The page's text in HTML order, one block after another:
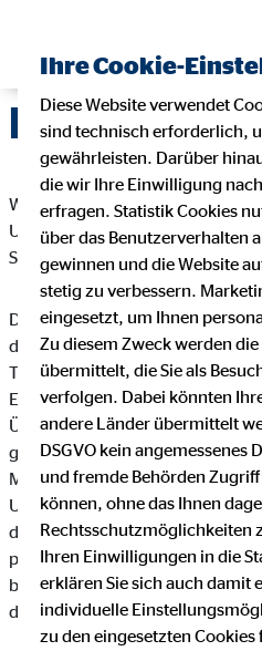
Wir freuen uns sehr über Ihr
Unternehmen. Datenschutz hat
Stellenwert bei der OVB
Die Verarbeitung
des Namens, der Anschrift, E-
Telefonnummer einer
Einklang mit der Datenschutz-
Übereinstimmung mit den für die
geltenden landesspezifischen
Mittels dieser
Unternehmen die Öffentlichkeit
der von uns erhobenen,
personenbezogenen Daten
betroffene Personen mittels
die ihnen zustehenden Rechte
Ihre Cookie-
Diese Website verwendet
sind technisch erforderlich,
gewährleisten. Darüber
die wir Ihre Einwilligung
erfragen. Statistik Cookies
über das Benutzerverhalten
gewinnen und die Website
stetig zu verbessern.
eingesetzt, um Ihnen
Zu diesem Zweck werden
übermittelt, die Sie als
verfolgen. Dabei könnten
andere Länder übermittelt
DSGVO kein
und fremde Behörden
können, ohne das Ihnen
Rechtsschutzmöglichkeiten
Ihren Einwilligungen in die
erklären Sie sich auch damit
individuelle
zu den eingesetzten Cookies